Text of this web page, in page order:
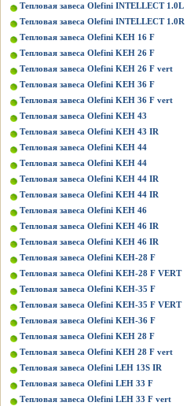
Тепловая завеса Olefini INTELLECT 1.0L
Тепловая завеса Olefini INTELLECT 1.0R
Тепловая завеса Olefini KEH 16 F
Тепловая завеса Olefini KEH 26 F
Тепловая завеса Olefini KEH 26 F vert
Тепловая завеса Olefini KEH 36 F
Тепловая завеса Olefini KEH 36 F vert
Тепловая завеса Olefini KEH 43
Тепловая завеса Olefini KEH 43 IR
Тепловая завеса Olefini KEH 44
Тепловая завеса Olefini KEH 44
Тепловая завеса Olefini KEH 44 IR
Тепловая завеса Olefini KEH 44 IR
Тепловая завеса Olefini KEH 46
Тепловая завеса Olefini KEH 46 IR
Тепловая завеса Olefini KEH 46 IR
Тепловая завеса Olefini KEH-28 F
Тепловая завеса Olefini KEH-28 F VERT
Тепловая завеса Olefini KEH-35 F
Тепловая завеса Olefini KEH-35 F VERT
Тепловая завеса Olefini KEH-36 F
Тепловая завеса Olefini KЕН 28 F
Тепловая завеса Olefini KЕН 28 F vert
Тепловая завеса Olefini LEH 13S IR
Тепловая завеса Olefini LEH 33 F
Тепловая завеса Olefini LEH 33 F vert